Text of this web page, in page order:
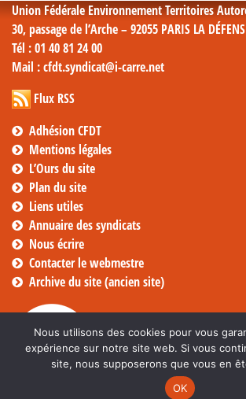
Union Fédérale Environnement Territoires
30, passage de l’Arche – 92055 PARIS LA
Tél : 01 40 81 24 00
Mail : cfdt.syndicat@i-carre.net
Flux RSS
Adhésion CFDT
Mentions légales
L’Ours du site
Plan du site
Liens utiles
Annuaire des syndicats
Nous écrire
Contacter le webmestre
Archive du site (ancien site)
Nous utilisons des cookies pour vous
expérience sur notre site web. Si vous
site, nous supposerons que vous en
OK